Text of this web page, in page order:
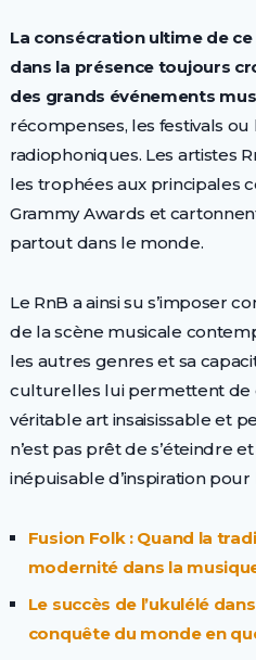
La consécration ultime de
dans la présence toujours
des grands événements
récompenses, les festivals
radiophoniques. Les artistes
les trophées aux principales
Grammy Awards et
partout dans le monde.
Le RnB a ainsi su s’imposer
de la scène musicale
les autres genres et sa
culturelles lui permettent de
véritable art insaisissable et
n’est pas prêt de s’éteindre
inépuisable d’inspiration
Fusion Folk : Quand la
modernité dans la
Le succès de l’ukulélé
conquête du monde en